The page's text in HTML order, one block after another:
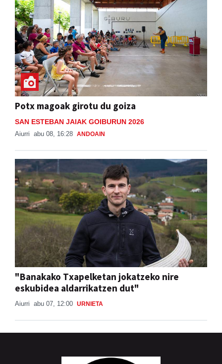
Potx magoak girotu du goiza
SAN ESTEBAN JAIAK GOIBURUN 2026
Aiurri abu 08, 16:28 ANDOAIN
"Banakako Txapelketan jokatzeko nire
eskubidea aldarrikatzen dut"
Aiurri abu 07, 12:00 URNIETA